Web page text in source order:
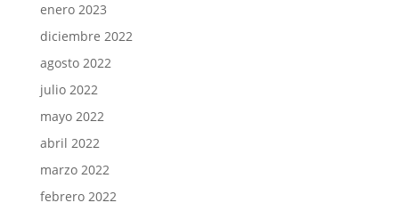
enero 2023
diciembre 2022
agosto 2022
julio 2022
mayo 2022
abril 2022
marzo 2022
febrero 2022